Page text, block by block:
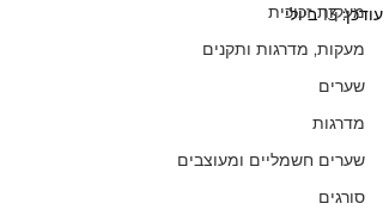
מעקות זכוכית
מעקות, מדרגות ותקנים
שערים
מדרגות
שערים חשמליים ומעוצבים
סורגים
עודכן:13 ביולי